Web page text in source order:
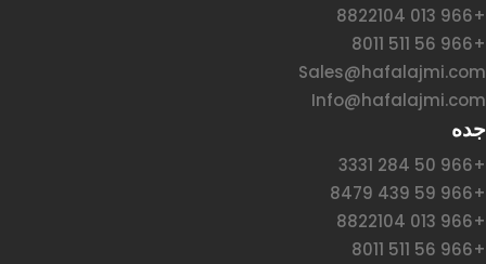
+966 013 8822104
+966 56 511 8011
Sales@hafalajmi.com
Info@hafalajmi.com
جده
+966 50 284 3331
+966 59 439 8479
+966 013 8822104
+966 56 511 8011